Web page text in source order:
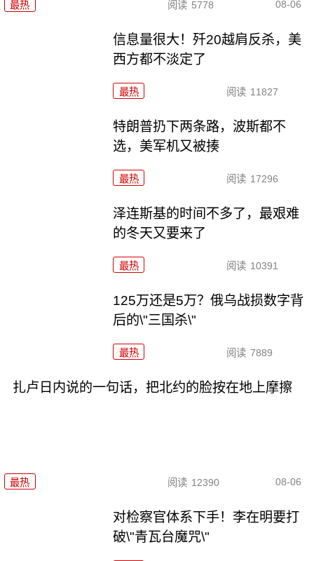
最热 阅读 5778 08-06
信息量很大！歼20越肩反杀，美
西方都不淡定了
最热 阅读 11827
特朗普扔下两条路，波斯都不
选，美军机又被揍
最热 阅读 17296
泽连斯基的时间不多了，最艰难
的冬天又要来了
最热 阅读 10391
125万还是5万？俄乌战损数字背
后的\"三国杀\"
最热 阅读 7889
扎卢日内说的一句话，把北约的脸按在地上摩擦
最热 阅读 12390 08-06
对检察官体系下手！李在明要打
破\"青瓦台魔咒\"